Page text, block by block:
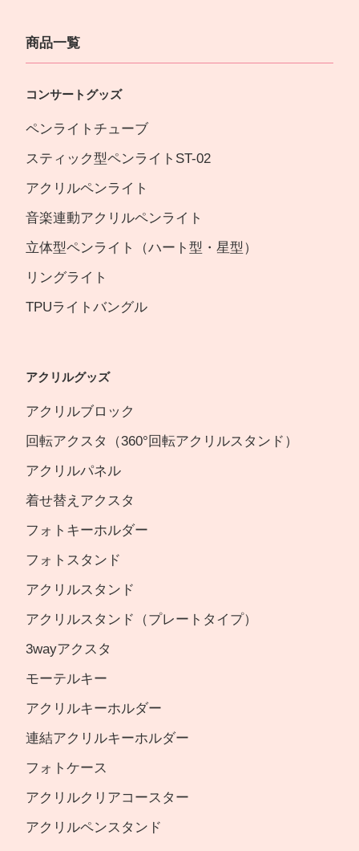
商品一覧
コンサートグッズ
ペンライトチューブ
スティック型ペンライトST-02
アクリルペンライト
音楽連動アクリルペンライト
立体型ペンライト（ハート型・星型）
リングライト
TPUライトバングル
アクリルグッズ
アクリルブロック
回転アクスタ（360°回転アクリルスタンド）
アクリルパネル
着せ替えアクスタ
フォトキーホルダー
フォトスタンド
アクリルスタンド
アクリルスタンド（プレートタイプ）
3wayアクスタ
モーテルキー
アクリルキーホルダー
連結アクリルキーホルダー
フォトケース
アクリルクリアコースター
アクリルペンスタンド